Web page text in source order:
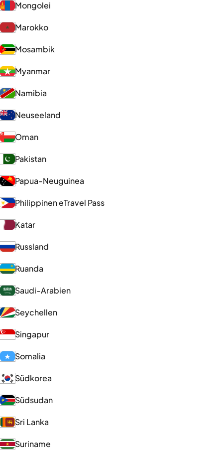
Mongolei
Marokko
Mosambik
Myanmar
Namibia
Neuseeland
Oman
Pakistan
Papua-Neuguinea
Philippinen eTravel Pass
Katar
Russland
Ruanda
Saudi-Arabien
Seychellen
Singapur
Somalia
Südkorea
Südsudan
Sri Lanka
Suriname